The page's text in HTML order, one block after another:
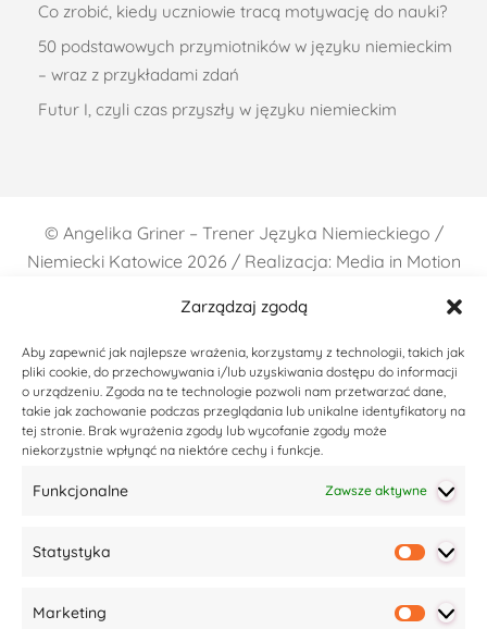
Zarządzaj zgodą
Aby zapewnić jak najlepsze wrażenia, korzystamy z technologii, takich jak
pliki cookie, do przechowywania i/lub uzyskiwania dostępu do informacji
o urządzeniu. Zgoda na te technologie pozwoli nam przetwarzać dane,
takie jak zachowanie podczas przeglądania lub unikalne identyfikatory na
tej stronie. Brak wyrażenia zgody lub wycofanie zgody może
niekorzystnie wpłynąć na niektóre cechy i funkcje.
Funkcjonalne Zawsze aktywne
Statystyka
Marketing
Co zrobić, kiedy uczniowie tracą motywację do nauki?
50 podstawowych przymiotników w języku niemieckim
– wraz z przykładami zdań
Futur I, czyli czas przyszły w języku niemieckim
© Angelika Griner – Trener Języka Niemieckiego /
Niemiecki Katowice2026 / Realizacja: Media in Motion